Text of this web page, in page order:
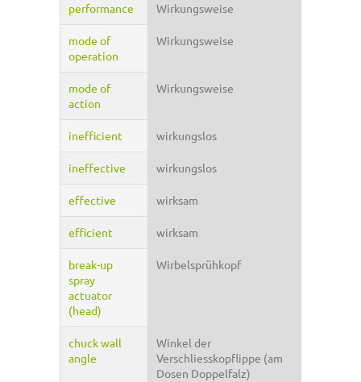
performance Wirkungsweise
mode of
operation
Wirkungsweise
mode of
action
Wirkungsweise
inefficient wirkungslos
ineffective wirkungslos
effective wirksam
efficient wirksam
break-up
spray
actuator
(head)
Wirbelsprühkopf
chuck wall
angle
Winkel der
Verschliesskopflippe (am
Dosen Doppelfalz)